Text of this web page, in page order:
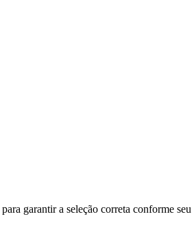
garantir a seleção correta conforme